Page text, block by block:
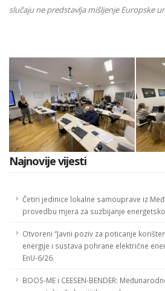
slučaju ne predstavlja mišljenje Europske
Najnovije vijesti
Četiri jedinice lokalne samouprave iz
provedbu mjera za suzbijanje
Otvoreni “Javni poziv za poticanje
energije i sustava pohrane električne
EnU-6/26.
BOOS-ME i CEESEN-BENDER: